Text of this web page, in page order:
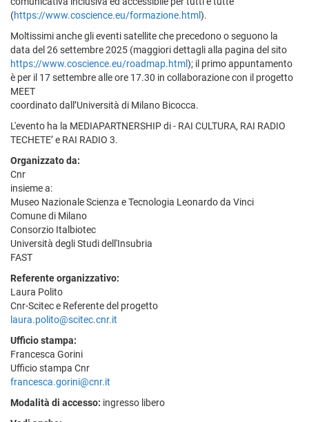
(https://www.coscience.eu/formazione.html).
Moltissimi anche gli eventi satellite che precedono o seguono la
data del 26 settembre 2025 (maggiori dettagli alla pagina del sito
https://www.coscience.eu/roadmap.html); il primo appuntamento
è per il 17 settembre alle ore 17.30 in collaborazione con il progetto
MEET
coordinato dall’Università di Milano Bicocca.
L'evento ha la MEDIAPARTNERSHIP di - RAI CULTURA, RAI RADIO
TECHETE’ e RAI RADIO 3.
Organizzato da:
Cnr
insieme a:
Museo Nazionale Scienza e Tecnologia Leonardo da Vinci
Comune di Milano
Consorzio Italbiotec
Università degli Studi dell'Insubria
FAST
Referente organizzativo:
Laura Polito
Cnr-Scitec e Referente del progetto
laura.polito@scitec.cnr.it
Ufficio stampa:
Francesca Gorini
Ufficio stampa Cnr
francesca.gorini@cnr.it
Modalità di accesso: ingresso libero